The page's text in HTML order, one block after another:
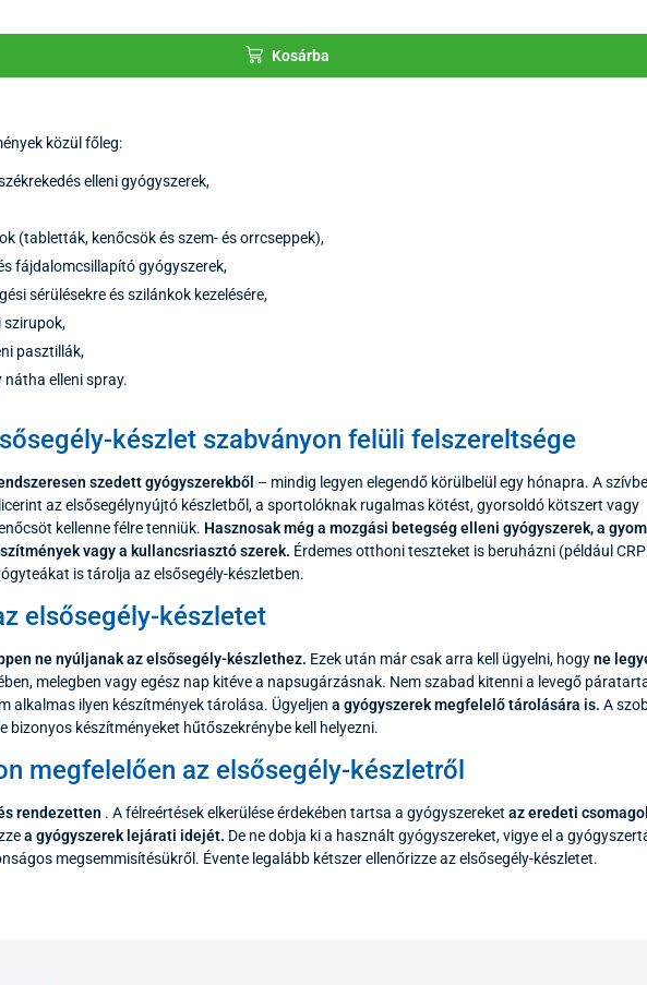
Kosárba
közül főleg:
elleni gyógyszerek,
(tabletták, kenőcsök és szem- és orrcseppek),
fájdalomcsillapító gyógyszerek,
sérülésekre és szilánkok kezelésére,
szirupok,
pasztillák,
nátha elleni spray.
készlet szabványon felüli felszereltsége
szedett gyógyszerekből – mindig legyen elegendő körülbelül egy hónapra. A
az elsősegélynyújtó készletből, a sportolóknak rugalmas kötést, gyorsoldó kötszert vagy
kellenne félre tenniük. Hasznosak még a mozgási betegség elleni gyógyszerek, a
vagy a kullancsriasztó szerek. Érdemes otthoni teszteket is beruházni (például
is tárolja az elsősegély-készletben.
elsősegély-készletet
ne nyúljanak az elsősegély-készlethez. Ezek után már csak arra kell ügyelni, hogyne
melegben vagy egész nap kitéve a napsugárzásnak. Nem szabad kitenni a levegő
alkalmas ilyen készítmények tárolása. Ügyeljena gyógyszerek megfelelő tárolására is. A
bizonyos készítményeket hűtőszekrénybe kell helyezni.
megfelelően az elsősegély-készletről
rendezetten . A félreértések elkerülése érdekében tartsa a gyógyszereketaz eredeti
a gyógyszerek lejárati idejét. De ne dobja ki a használt gyógyszereket, vigye el a
megsemmisítésükről. Évente legalább kétszer ellenőrizze az elsősegély-készletet.